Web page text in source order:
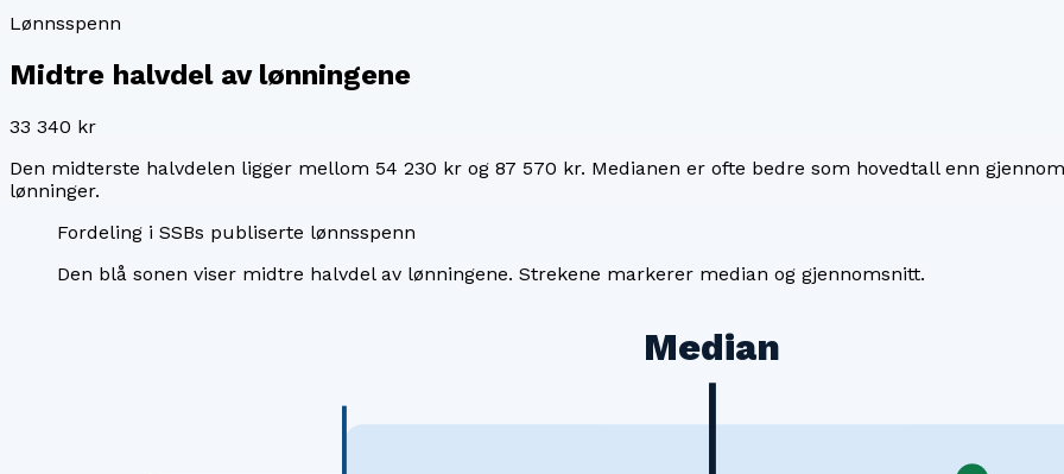
Lønnsspenn
Midtre halvdel av lønningene
33 340 kr
Den midterste halvdelen ligger mellom 54 230 kr og 87 570 kr. Medianen er ofte bedre som hovedtall enn
lønninger.
Fordeling i SSBs publiserte lønnsspenn
Den blå sonen viser midtre halvdel av lønningene. Strekene markerer median og gjennomsnitt.
Median